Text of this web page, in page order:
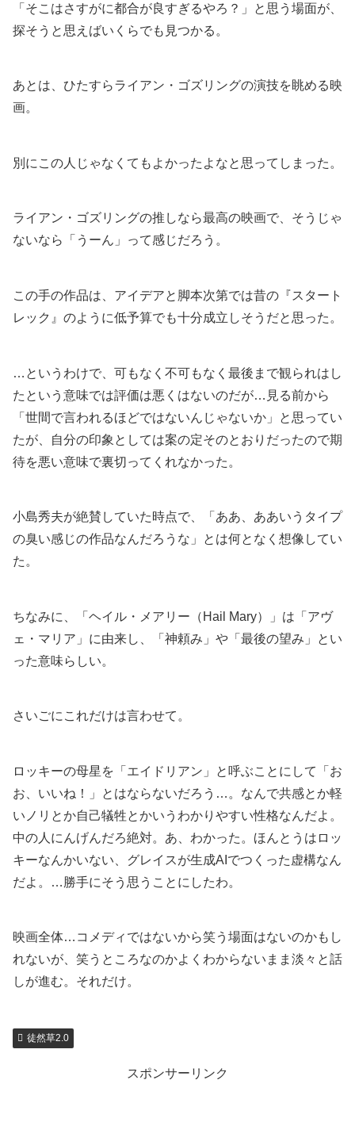
「そこはさすがに都合が良すぎるやろ？」と思う場面が、
探そうと思えばいくらでも見つかる。
あとは、ひたすらライアン・ゴズリングの演技を眺める映
画。
別にこの人じゃなくてもよかったよなと思ってしまった。
ライアン・ゴズリングの推しなら最高の映画で、そうじゃ
ないなら「うーん」って感じだろう。
この手の作品は、アイデアと脚本次第では昔の『スタート
レック』のように低予算でも十分成立しそうだと思った。
…というわけで、可もなく不可もなく最後まで観られはし
たという意味では評価は悪くはないのだが…見る前から
「世間で言われるほどではないんじゃないか」と思ってい
たが、自分の印象としては案の定そのとおりだったので期
待を悪い意味で裏切ってくれなかった。
小島秀夫が絶賛していた時点で、「ああ、ああいうタイプ
の臭い感じの作品なんだろうな」とは何となく想像してい
た。
ちなみに、「ヘイル・メアリー（Hail Mary）」は「アヴ
ェ・マリア」に由来し、「神頼み」や「最後の望み」とい
った意味らしい。
さいごにこれだけは言わせて。
ロッキーの母星を「エイドリアン」と呼ぶことにして「お
お、いいね！」とはならないだろう…。なんで共感とか軽
いノリとか自己犠牲とかいうわかりやすい性格なんだよ。
中の人にんげんだろ絶対。あ、わかった。ほんとうはロッ
キーなんかいない、グレイスが生成AIでつくった虚構なん
だよ。…勝手にそう思うことにしたわ。
映画全体…コメディではないから笑う場面はないのかもし
れないが、笑うところなのかよくわからないまま淡々と話
しが進む。それだけ。
徒然草2.0
スポンサーリンク